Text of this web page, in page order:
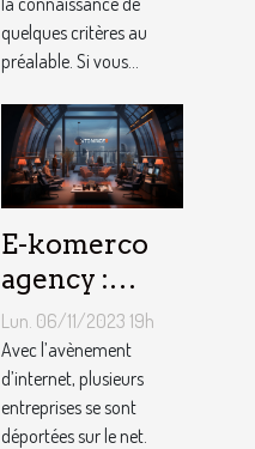
quelques critères au
préalable. Si vous...
E-komerco
agency :
qu’est-ce que
c’est ?
Lun. 06/11/2023 19h
Avec l’avènement
d’internet, plusieurs
entreprises se sont
déportées sur le net.